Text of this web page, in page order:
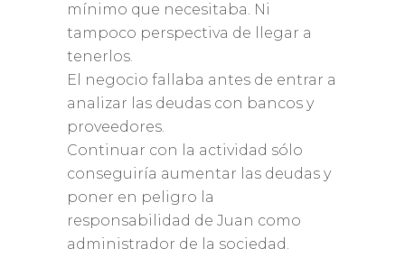
mínimo que necesitaba. Ni
tampoco perspectiva de llegar a
tenerlos.
El negocio fallaba antes de entrar a
analizar las deudas con bancos y
proveedores.
Continuar con la actividad sólo
conseguiría aumentar las deudas y
poner en peligro la
responsabilidad de Juan como
administrador de la sociedad.